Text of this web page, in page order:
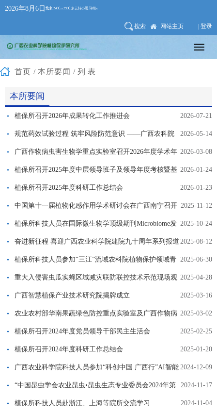
2026年8月6日
搜索 网站主页 | 登录
首页 / 本所要闻 /列表
本所要闻
2026-07-21
植保所召开2026年成果转化工作推进会
2026-05-14
规范药效试验过程 筑牢风险防范意识 ——广西农科院
植保所举办农药登记药效试验专题培训 2026-03-08
广西作物病虫害生物学重点实验室召开2026年度学术年
会 2026-01-24
植保所召开2025年度中层领导班子及领导年度考核暨基
层党组织书记考核测评会 2026-01-23
植保所召开2025年度科研工作总结会
2025-11-12
中国第十一届植物化感作用学术研讨会在广西南宁召开
2025-10-24
植保所科技人员在国际微生物学顶级期刊Microbiome发
表水稻病毒重构水稻根部微生物群落的研究文章 2025-08-12
奋进新征程 喜迎广西农业科学院建院九十周年系列报道
之植物保护研究篇 2025-06-30
植保所科技人员参加“三江”流域农科院植物保护领域青
年学术研讨会 2025-04-28
重大入侵害虫瓜实蝇区域减灾联防联控技术示范现场观
摩会在北海召开 2025-03-16
广西智慧植保产业技术研究院揭牌成立
2025-03-02
农业农村部华南果蔬绿色防控重点实验室及广西作物病
虫害生物学重点实验室召开2025年度学术年会 2025-02-25
植保所召开2024年度党员领导干部民主生活会
2025-01-20
植保所召开2024年度科研工作总结会
2024-12-09
广西农业科学院科技人员参加“科创中国 广西行”AI智能
赋能生物入侵防控科技战略研讨暨培训会 2024-11-17
“中国昆虫学会农业昆虫•昆虫生态专业委员会2024年第
二次全体委员会议”在广西农业科学院召开 2024-11-04
植保所科技人员赴浙江、上海等院所交流学习